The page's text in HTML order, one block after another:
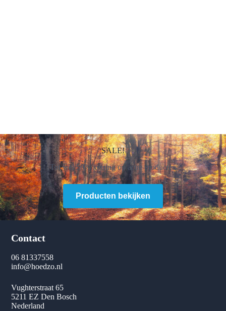
SALE!
Tot wel 50% korting op actie producten
Producten bekijken
Contact
06 81337558
info@hoedzo.nl
Vughterstraat 65
5211 EZ Den Bosch
Nederland